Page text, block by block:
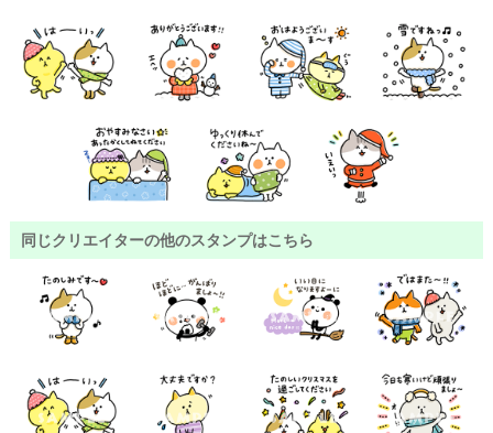
同じクリエイターの他のスタンプはこちら